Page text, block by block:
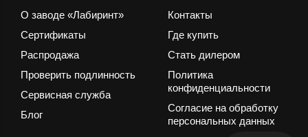
О заводе «Лабиринт»
Сертификаты
Распродажа
Проверить подлинность
Сервисная служба
Блог
Контакты
Где купить
Стать дилером
Политика
конфиденциальности
Согласие на обработку
персональных данных